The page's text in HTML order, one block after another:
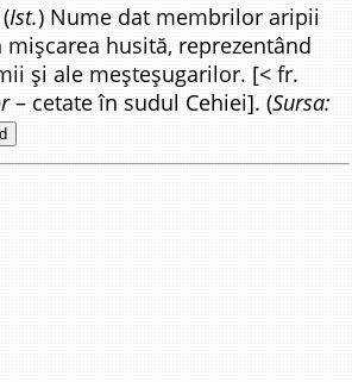
(Ist.) Nume dat membrilor aripii
husită, reprezentând
și ale meșteșugarilor. [< fr.
– cetate în sudul Cehiei]. (Sursa: